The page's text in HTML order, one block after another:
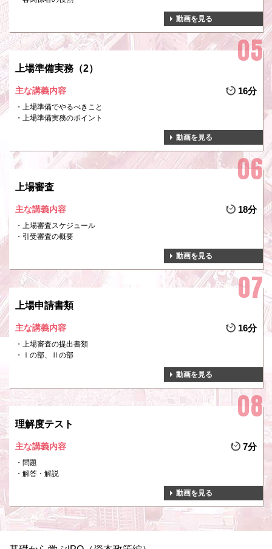
動画を見る
上場準備実務（2）
主な講義内容 16分
上場準備でやるべきこと
上場準備実務のポイント
動画を見る
上場審査
主な講義内容 18分
上場審査スケジュール
引受審査の概要
動画を見る
上場申請書類
主な講義内容 16分
上場審査の提出書類
Ⅰの部、Ⅱの部
動画を見る
理解度テスト
主な講義内容 7分
問題
解答・解説
動画を見る